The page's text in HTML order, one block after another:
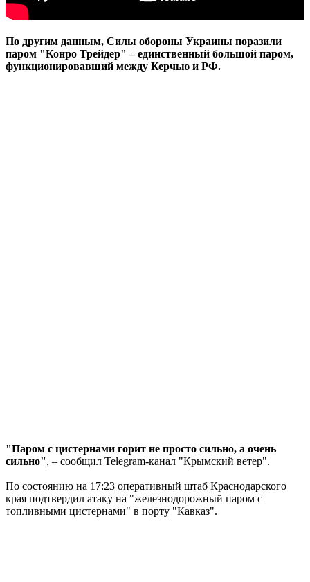
По другим данным, Силы обороны Украины поразили
паром "Конро Трейдер" – единственный большой паром,
функционировавший между Керчью и РФ.
"Паром с цистернами горит не просто сильно, а очень
сильно", – сообщил Telegram-канал "Крымский ветер".
По состоянию на 17:23 оперативный штаб Краснодарского
края подтвердил атаку на "железнодорожный паром с
топливными цистернами" в порту "Кавказ".